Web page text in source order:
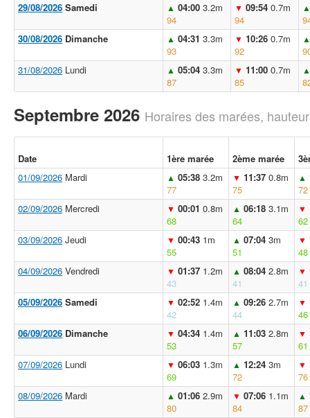
29/08/2026 Samedi ▲ 04:00 3.2m
94
▼ 09:54 0.7m
94
▲
30/08/2026 Dimanche ▲ 04:31 3.3m
93
▼ 10:26 0.7m
92
▲
31/08/2026 Lundi ▲ 05:04 3.3m
87
▼ 11:00 0.7m
85
▲
Septembre 2026 Horaires des marées,
Date 1ère marée 2ème marée
01/09/2026 Mardi ▲ 05:38 3.2m
77
▼ 11:37 0.8m
75
▲
72
02/09/2026 Mercredi ▼ 00:01 0.8m
68
▲ 06:18 3.1m
64
▼
62
03/09/2026 Jeudi ▼ 00:43 1m
55
▲ 07:04 3m
51
▼
48
04/09/2026 Vendredi ▼ 01:37 1.2m
43
▲ 08:04 2.8m
41
▼
41
05/09/2026 Samedi ▼ 02:52 1.4m
42
▲ 09:26 2.7m
44
▼
46
06/09/2026 Dimanche ▼ 04:34 1.4m
53
▲ 11:03 2.8m
57
▼
61
07/09/2026 Lundi ▼ 06:03 1.3m
69
▲ 12:24 3m
72
▼
76
08/09/2026 Mardi ▲ 01:06 2.9m
80
▼ 07:06 1.1m
84
▲
87